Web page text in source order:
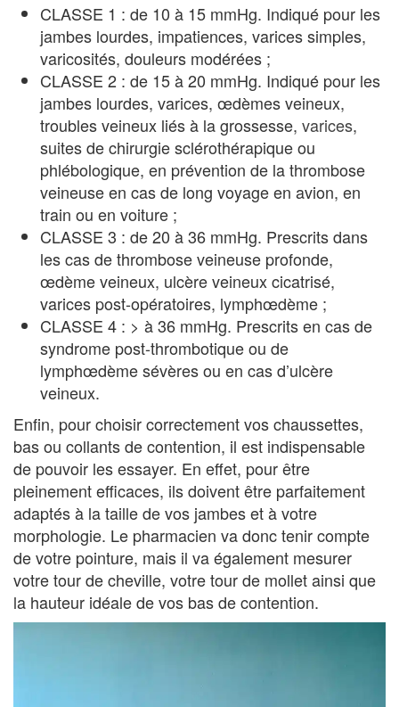
CLASSE 1 : de 10 à 15 mmHg. Indiqué pour les
jambes lourdes, impatiences, varices simples,
varicosités, douleurs modérées ;
CLASSE 2 : de 15 à 20 mmHg. Indiqué pour les
jambes lourdes, varices, œdèmes veineux,
troubles veineux liés à la grossesse, varices,
suites de chirurgie sclérothérapique ou
phlébologique, en prévention de la thrombose
veineuse en cas de long voyage en avion, en
train ou en voiture ;
CLASSE 3 : de 20 à 36 mmHg. Prescrits dans
les cas de thrombose veineuse profonde,
œdème veineux, ulcère veineux cicatrisé,
varices post-opératoires, lymphœdème ;
CLASSE 4 : > à 36 mmHg. Prescrits en cas de
syndrome post-thrombotique ou de
lymphœdème sévères ou en cas d’ulcère
veineux.
Enfin, pour choisir correctement vos chaussettes,
bas ou collants de contention, il est indispensable
de pouvoir les essayer. En effet, pour être
pleinement efficaces, ils doivent être parfaitement
adaptés à la taille de vos jambes et à votre
morphologie. Le pharmacien va donc tenir compte
de votre pointure, mais il va également mesurer
votre tour de cheville, votre tour de mollet ainsi que
la hauteur idéale de vos bas de contention.